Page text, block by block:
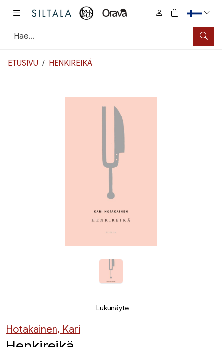
Hae
0
tuotetta
ETUSIVU HENKIREIKÄ
Lukunäyte
Hotakainen, Kari